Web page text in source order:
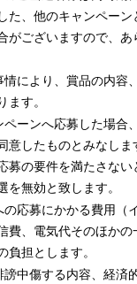
た、他のキャンペーン
がございますので、あ
により、賞品の内容
ます。
ーンへ応募した場合
意したものとみなし
募の要件を満たさな
を無効と致します。
応募にかかる費用（
費、電気代そのほかの
負担とします。
中傷する内容、経済